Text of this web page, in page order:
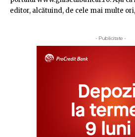
editor, alcătuind, de cele mai multe
- Publicitate -